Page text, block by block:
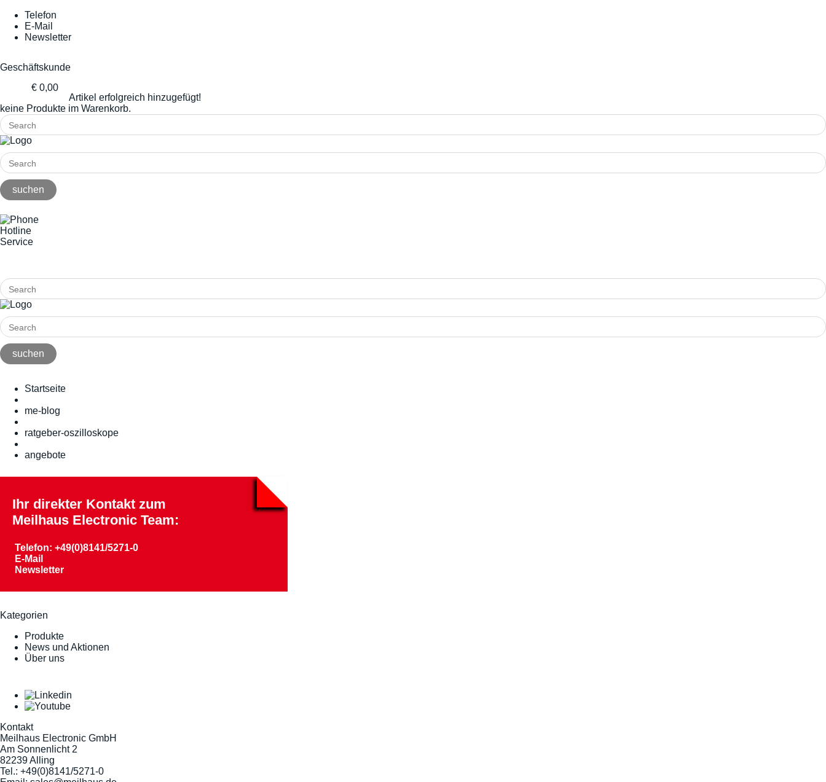
Telefon
E-Mail
Newsletter
Geschäftskunde
€ 0,00
Artikel erfolgreich hinzugefügt!
keine Produkte im Warenkorb.
Hotline
Service
Startseite
me-blog
ratgeber-oszilloskope
angebote
Ihr direkter Kontakt zum
Meilhaus Electronic Team:
Telefon: +49(0)8141/5271-0
E-Mail
Newsletter
Kategorien
Produkte
News und Aktionen
Über uns
Kontakt
Meilhaus Electronic GmbH
Am Sonnenlicht 2
82239 Alling
Tel.: +49(0)8141/5271-0